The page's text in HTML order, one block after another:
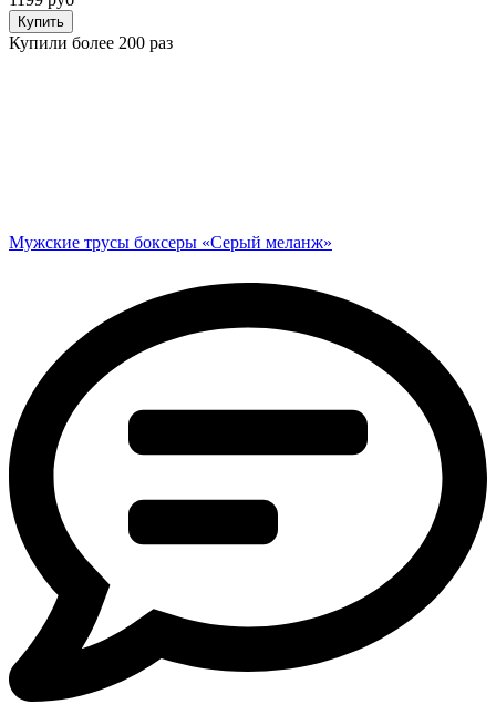
Купить
Купили более 200 раз
Мужские трусы боксеры «Серый меланж»